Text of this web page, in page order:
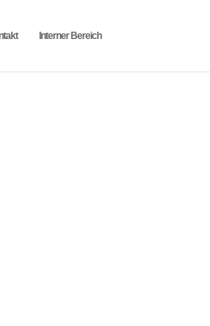
Interner Bereich